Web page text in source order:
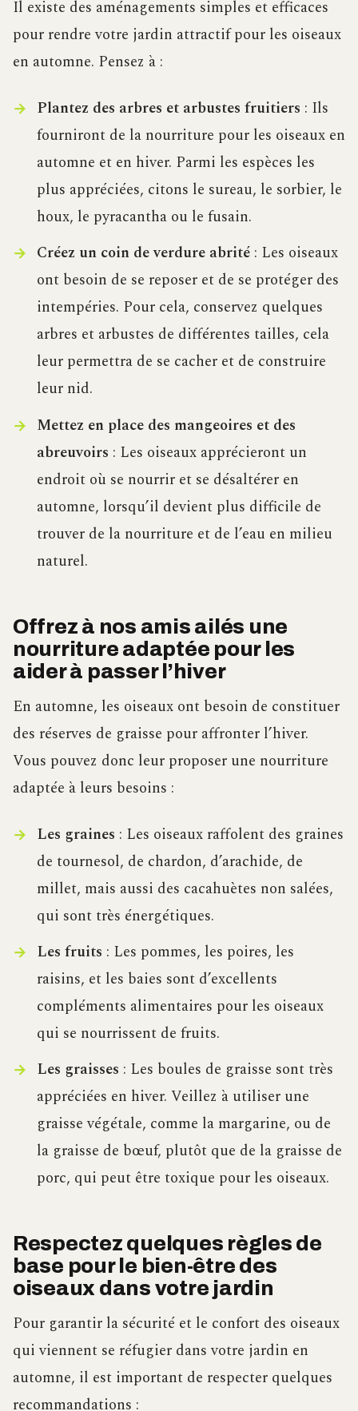
Il existe des aménagements simples et efficaces
pour rendre votre jardin attractif pour les oiseaux
en automne. Pensez à :
Plantez des arbres et arbustes fruitiers : Ils
fourniront de la nourriture pour les oiseaux en
automne et en hiver. Parmi les espèces les
plus appréciées, citons le sureau, le sorbier, le
houx, le pyracantha ou le fusain.
Créez un coin de verdure abrité: Les oiseaux
ont besoin de se reposer et de se protéger des
intempéries. Pour cela, conservez quelques
arbres et arbustes de différentes tailles, cela
leur permettra de se cacher et de construire
leur nid.
Mettez en place des mangeoires et des
abreuvoirs : Les oiseaux apprécieront un
endroit où se nourrir et se désaltérer en
automne, lorsqu’il devient plus difficile de
trouver de la nourriture et de l’eau en milieu
naturel.
Offrez à nos amis ailés une
nourriture adaptée pour les
aider à passer l’hiver
En automne, les oiseaux ont besoin de constituer
des réserves de graisse pour affronter l’hiver.
Vous pouvez donc leur proposer une nourriture
adaptée à leurs besoins :
Les graines : Les oiseaux raffolent des graines
de tournesol, de chardon, d’arachide, de
millet, mais aussi des cacahuètes non salées,
qui sont très énergétiques.
Les fruits : Les pommes, les poires, les
raisins, et les baies sont d’excellents
compléments alimentaires pour les oiseaux
qui se nourrissent de fruits.
Les graisses : Les boules de graisse sont très
appréciées en hiver. Veillez à utiliser une
graisse végétale, comme la margarine, ou de
la graisse de bœuf, plutôt que de la graisse de
porc, qui peut être toxique pour les oiseaux.
Respectez quelques règles de
base pour le bien-être des
oiseaux dans votre jardin
Pour garantir la sécurité et le confort des oiseaux
qui viennent se réfugier dans votre jardin en
automne, il est important de respecter quelques
recommandations :